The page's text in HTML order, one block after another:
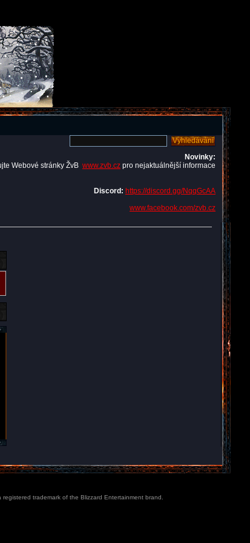
Novinky:
Webové stránky ŽvB www.zvb.cz pro nejaktuálnější informace
Discord: https://discord.gg/NqqGcAA
www.facebook.com/zvb.cz
trademark of the Blizzard Entertainment brand.